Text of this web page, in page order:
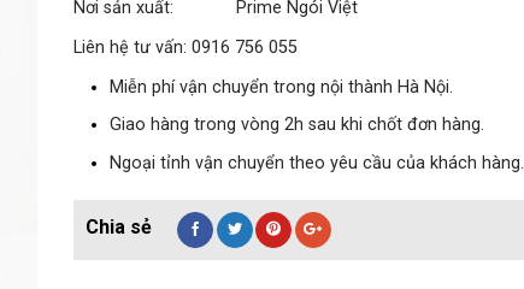
Nơi sản xuất: Prime Ngói Việt
Liên hệ tư vấn: 0916 756 055
Miễn phí vận chuyển trong nội thành Hà Nội.
Giao hàng trong vòng 2h sau khi chốt đơn hàng.
Ngoại tỉnh vận chuyển theo yêu cầu của khách hàng.